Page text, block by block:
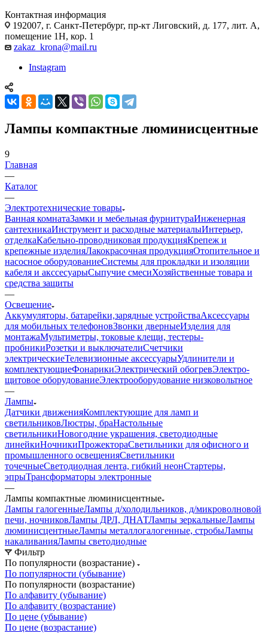
Контактная информация
192007, г. Санкт-Петербург, пр-кт Лиговский, д. 177, лит. А,
помещение 1Н, кор. 1
zakaz_krona@mail.ru
Instagram
Лампы компактные люминисцентные
9
Главная
—
Каталог
—
Электротехнические товары
Ванная комнатаЗамки и мебельная фурнитураИнженерная
сантехникаИнструмент и расходные материалыИнтерьер,
отделкаКабельно-проводниковая продукцияКрепеж и
крепежные изделияЛакокрасочная продукцияОтопительное и
насосное оборудованиеСистемы для прокладки и изоляции
кабеля и акссесуарыСыпучие смесиХозяйственные товара и
средства защиты
—
Освещение
Аккумуляторы, батарейки,зарядные устройстваАксессуары
для мобильных телефоновЗвонки дверныеИзделия для
монтажаМультиметры, токовые клещи, тестеры-
пробникиРозетки и выключателиСчетчики
электрическиеТелевизионные аксессуарыУдлинители и
комплектующиеФонарикиЭлектрический обогревЭлектро-
щитовое оборудованиеЭлектрооборудование низковольтное
—
Лампы
Датчики движенияКомплектующие для ламп и
светильниковЛюстры, браНастольные
светильникиНовогодние украшения, светодиодные
линейкиНочникиПрожектораСветильники для офисного и
промышленного освещенияСветильники
точечныеСветодиодная лента, гибкий неонСтартеры,
эпрыТрансформаторы электронные
—
Лампы компактные люминисцентные
Лампы галогенныеЛампы д/холодильников, д/микроволновой
печи, ночниковЛампы ДРЛ, ДНАТЛампы зеркальныеЛампы
люминисцентныеЛампы металлогалогенные, стробыЛампы
накаливанияЛампы светодиодные
Фильтр
По популярности (возрастание)
По популярности (убывание)
По популярности (возрастание)
По алфавиту (убывание)
По алфавиту (возрастание)
По цене (убывание)
По цене (возрастание)